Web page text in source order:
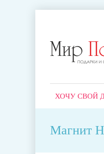
ХОЧУ СВОЙ
Магнит